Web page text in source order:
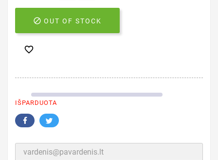
 OUT OF STOCK

IŠPARDUOTA